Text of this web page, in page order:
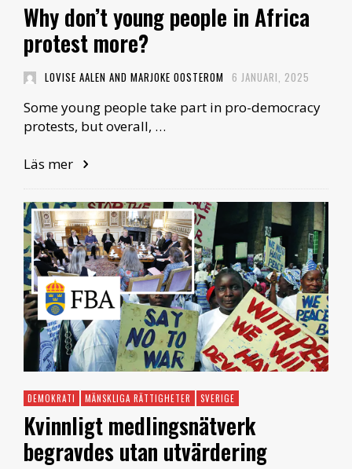
Why don’t young people in Africa
protest more?
LOVISE AALEN AND MARJOKE OOSTEROM 6 JANUARI, 2025
Some young people take part in pro-democracy
protests, but overall, …
Läs mer
DEMOKRATI MÄNSKLIGA RÄTTIGHETER SVERIGE
Kvinnligt medlingsnätverk
begravdes utan utvärdering